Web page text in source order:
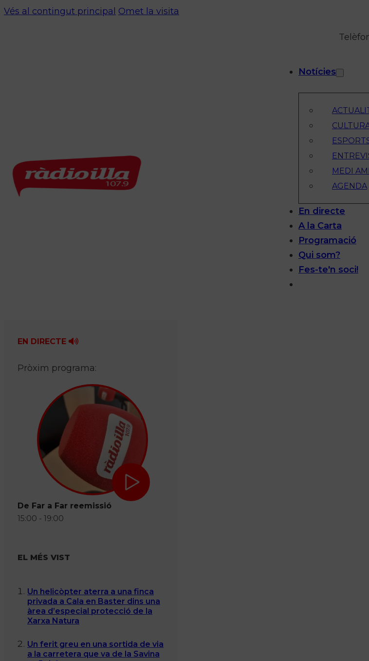
Vés al contingut principal Omet la visita
Notícies
MEDI
AGENDA
En directe
A la Carta
Programació
Qui som?
Fes-te'n soci!
EN DIRECTE
Pròxim programa:
De Far a Far reemissió
15:00 - 19:00
EL MÉS VIST
Un helicòpter aterra a una finca
privada a Cala en Baster dins una
àrea d’especial protecció de la
Xarxa Natura
Un ferit greu en una sortida de via
a la carretera que va de la Savina